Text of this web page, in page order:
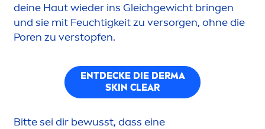
deine Haut wieder ins Gleichgewicht bringen
und sie mit Feuchtigkeit zu versorgen, ohne die
Poren zu verstopfen.
ENTDECKE DIE DERMA
SKIN CLEAR
Bitte sei dir bewusst, dass eine